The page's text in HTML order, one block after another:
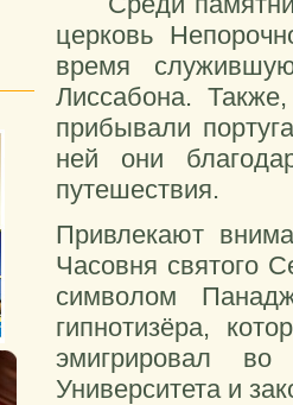
церковь
время
Лиссабона.
прибывали
ней они
путешествия.
Привлекают
Часовня святого
символом
гипнотизёра,
эмигрировал
Университета и